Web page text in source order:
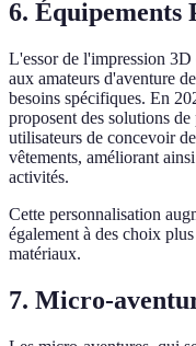
6. Équipements
L'essor de l'impression 3D
aux amateurs d'aventure
besoins spécifiques. En
proposent des solutions
utilisateurs de concevoir
vêtements, améliorant
activités.
Cette personnalisation
également à des choix
matériaux.
7. Micro-